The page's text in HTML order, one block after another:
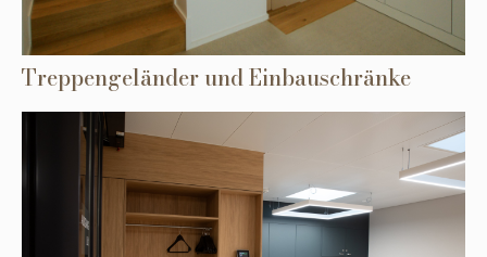
Treppengeländer und Einbauschränke